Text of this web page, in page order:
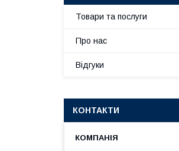
Товари та послуги
Про нас
Відгуки
КОНТАКТИ